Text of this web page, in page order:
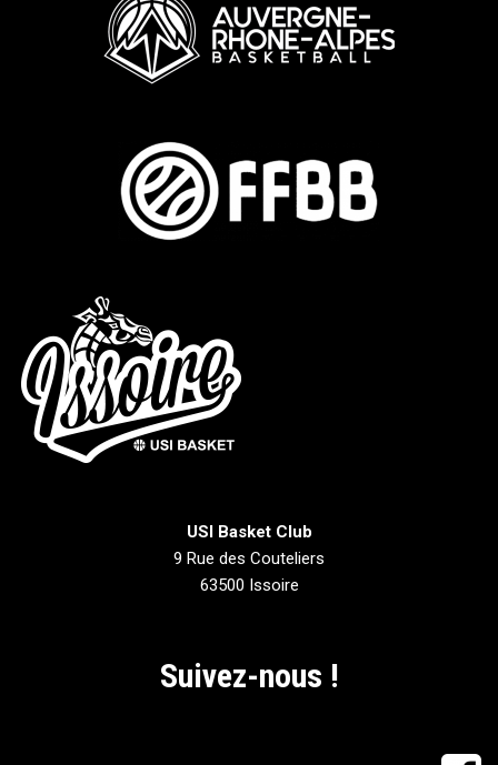
USI Basket Club
9 Rue des Couteliers
63500 Issoire
Suivez-nous !